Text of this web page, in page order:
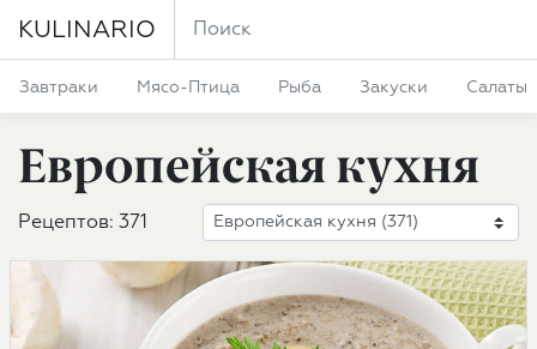
KULINARIO
Завтраки Мясо-Птица Рыба Закуски Салаты
Европейская кухня
Рецептов: 371